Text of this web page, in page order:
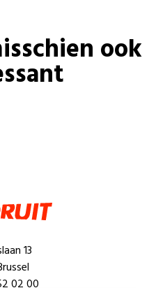
ook
13
02 00